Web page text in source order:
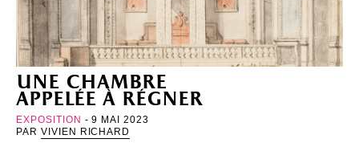
une chambre
appelée à régner
EXPOSITION - 9 MAI 2023
PAR VIVIEN RICHARD